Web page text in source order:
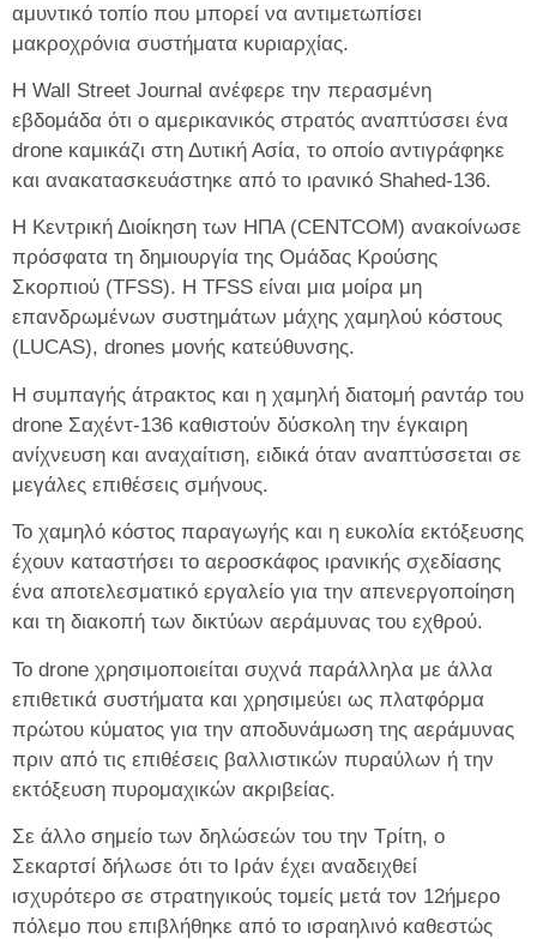
αμυντικό τοπίο που μπορεί να αντιμετωπίσει
μακροχρόνια συστήματα κυριαρχίας.
Η Wall Street Journal ανέφερε την περασμένη
εβδομάδα ότι ο αμερικανικός στρατός αναπτύσσει ένα
drone καμικάζι στη Δυτική Ασία, το οποίο αντιγράφηκε
και ανακατασκευάστηκε από το ιρανικό Shahed-136.
Η Κεντρική Διοίκηση των ΗΠΑ (CENTCOM) ανακοίνωσε
πρόσφατα τη δημιουργία της Ομάδας Κρούσης
Σκορπιού (TFSS). Η TFSS είναι μια μοίρα μη
επανδρωμένων συστημάτων μάχης χαμηλού κόστους
(LUCAS), drones μονής κατεύθυνσης.
Η συμπαγής άτρακτος και η χαμηλή διατομή ραντάρ του
drone Σαχέντ-136 καθιστούν δύσκολη την έγκαιρη
ανίχνευση και αναχαίτιση, ειδικά όταν αναπτύσσεται σε
μεγάλες επιθέσεις σμήνους.
Το χαμηλό κόστος παραγωγής και η ευκολία εκτόξευσης
έχουν καταστήσει το αεροσκάφος ιρανικής σχεδίασης
ένα αποτελεσματικό εργαλείο για την απενεργοποίηση
και τη διακοπή των δικτύων αεράμυνας του εχθρού.
Το drone χρησιμοποιείται συχνά παράλληλα με άλλα
επιθετικά συστήματα και χρησιμεύει ως πλατφόρμα
πρώτου κύματος για την αποδυνάμωση της αεράμυνας
πριν από τις επιθέσεις βαλλιστικών πυραύλων ή την
εκτόξευση πυρομαχικών ακριβείας.
Σε άλλο σημείο των δηλώσεών του την Τρίτη, ο
Σεκαρτσί δήλωσε ότι το Ιράν έχει αναδειχθεί
ισχυρότερο σε στρατηγικούς τομείς μετά τον 12ήμερο
πόλεμο που επιβλήθηκε από το ισραηλινό καθεστώς